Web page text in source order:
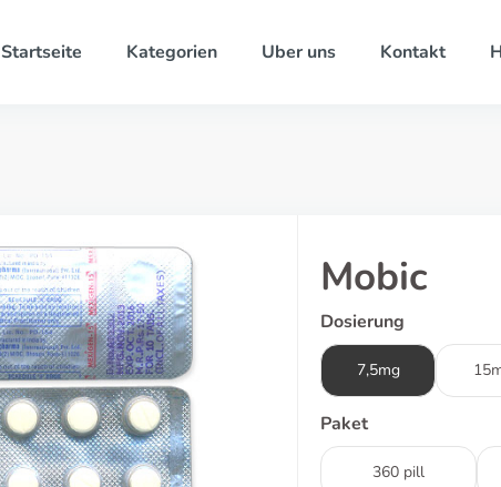
Startseite Kategorien Uber uns Kontakt
Mobic
Dosierung
7,5mg
Paket
360 pill